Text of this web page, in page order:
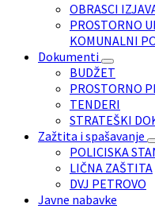
OBRASCI
PROSTORNO
KOMUNALNI
Dokumenti
BUDŽET
PROSTORNO
TENDERI
STRATEŠKI
Zažtita i spašavanje
POLICISKA
LIČNA ZAŠTITA
DVJ PETROVO
Javne nabavke